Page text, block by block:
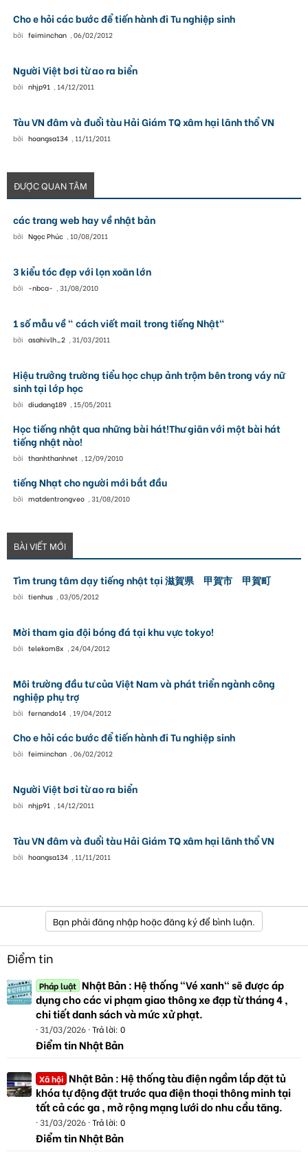
Cho e hỏi các bước để tiến hành đi Tu nghiệp sinh
bởi feiminchan , 06/02/2012
Người Việt bơi từ ao ra biển
bởi nhjp91 , 14/12/2011
Tàu VN đâm và đuổi tàu Hải Giám TQ xâm hại lãnh thổ VN
bởi hoangsa134 , 11/11/2011
ĐƯỢC QUAN TÂM
các trang web hay về nhật bản
bởi Ngọc Phúc , 10/08/2011
3 kiểu tóc đẹp với lọn xoăn lớn
bởi -nbca- , 31/08/2010
1 số mẫu về " cách viết mail trong tiếng Nhật"
bởi asahivlh_2 , 31/03/2011
Hiệu trưởng trường tiểu học chụp ảnh trộm bên trong váy nữ
sinh tại lớp học
bởi diudang189 , 15/05/2011
Học tiếng nhật qua những bài hát!Thư giãn với một bài hát
tiếng nhật nào!
bởi thanhthanhnet , 12/09/2010
tiếng Nhạt cho người mới bắt đầu
bởi matdentrongveo , 31/08/2010
BÀI VIẾT MỚI
Tìm trung tâm dạy tiếng nhật tại 滋賀県 甲賀市 甲賀町
bởi tienhus , 03/05/2012
Mời tham gia đội bóng đá tại khu vực tokyo!
bởi telekom8x , 24/04/2012
Môi trường đầu tư của Việt Nam và phát triển ngành công
nghiệp phụ trợ
bởi fernando14 , 19/04/2012
Cho e hỏi các bước để tiến hành đi Tu nghiệp sinh
bởi feiminchan , 06/02/2012
Người Việt bơi từ ao ra biển
bởi nhjp91 , 14/12/2011
Tàu VN đâm và đuổi tàu Hải Giám TQ xâm hại lãnh thổ VN
bởi hoangsa134 , 11/11/2011
Bạn phải đăng nhập hoặc đăng ký để bình luận.
Điểm tin
Pháp luật Nhật Bản : Hệ thống "Vé xanh" sẽ được áp
dụng cho các vi phạm giao thông xe đạp từ tháng 4 ,
chi tiết danh sách và mức xử phạt.
31/03/2026 Trả lời: 0
Điểm tin Nhật Bản
Xã hội Nhật Bản : Hệ thống tàu điện ngầm lắp đặt tủ
khóa tự động đặt trước qua điện thoại thông minh tại
tất cả các ga , mở rộng mạng lưới do nhu cầu tăng.
31/03/2026 Trả lời: 0
Điểm tin Nhật Bản